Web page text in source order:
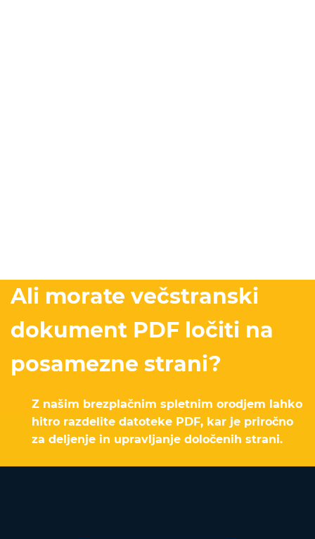
Ali morate večstranski
dokument PDF ločiti na
posamezne strani?
Z našim brezplačnim spletnim orodjem lahko
hitro razdelite datoteke PDF, kar je priročno
za deljenje in upravljanje določenih strani.